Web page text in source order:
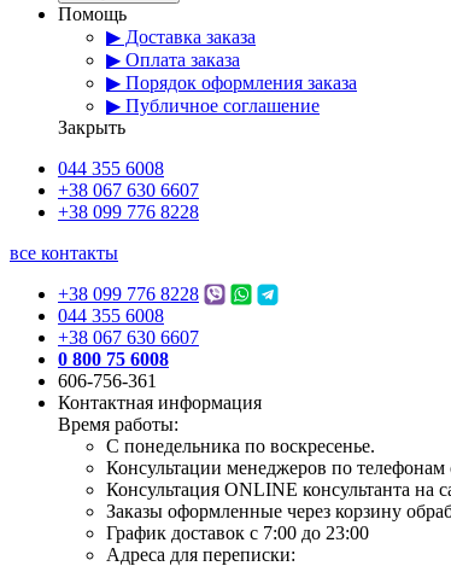
Помощь
▶ Доставка заказа
▶ Оплата заказа
▶ Порядок оформления заказа
▶ Публичное соглашение
Закрыть
044 355 6008
+38 067 630 6607
+38 099 776 8228
все контакты
+38 099 776 8228
044 355 6008
+38 067 630 6607
0 800 75 6008
606-756-361
Контактная информация
Время работы:
С понедельника по воскресенье.
Консультации менеджеров по
Консультация ONLINE консультанта на
Заказы оформленные через корзину
График доставок с 7:00 до 23:00
Адреса для переписки: